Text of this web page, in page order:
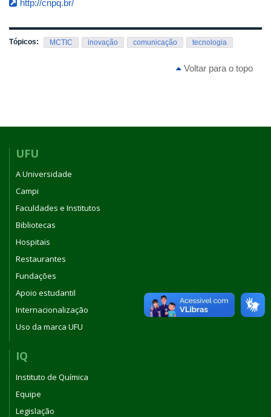
http://cnpq.br/
Tópicos: MCTIC inovação comunicação tecnologia
Voltar para o topo
UFU
A Universidade
Campi
Faculdades e Institutos
Bibliotecas
Hospitais
Restaurantes
Fundações
Apoio estudantil
Internacionalização
Uso da marca UFU
IQ
Instituto de Química
Equipe
Legislação